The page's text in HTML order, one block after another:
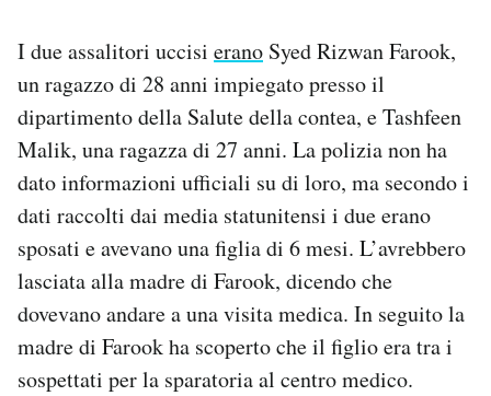
I due assalitori uccisi erano Syed Rizwan Farook,
un ragazzo di 28 anni impiegato presso il
dipartimento della Salute della contea, e Tashfeen
Malik, una ragazza di 27 anni. La polizia non ha
dato informazioni ufficiali su di loro, ma secondo i
dati raccolti dai media statunitensi i due erano
sposati e avevano una figlia di 6 mesi. L’avrebbero
lasciata alla madre di Farook, dicendo che
dovevano andare a una visita medica. In seguito la
madre di Farook ha scoperto che il figlio era tra i
sospettati per la sparatoria al centro medico.